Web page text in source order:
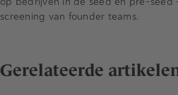
screening van founder teams.
Gerelateerde